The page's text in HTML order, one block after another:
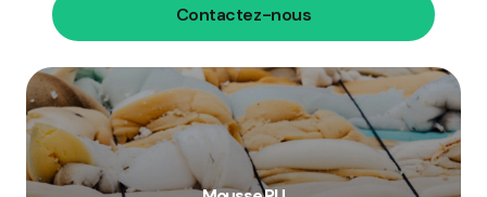
Contactez-nous